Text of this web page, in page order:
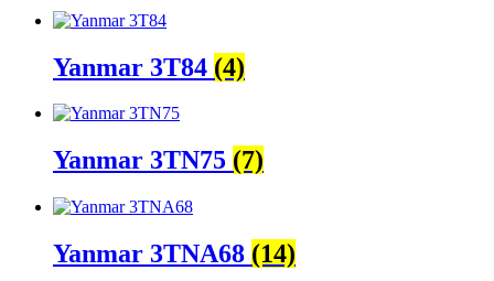
Yanmar 3T84 (4)
Yanmar 3TN75 (7)
Yanmar 3TNA68 (14)